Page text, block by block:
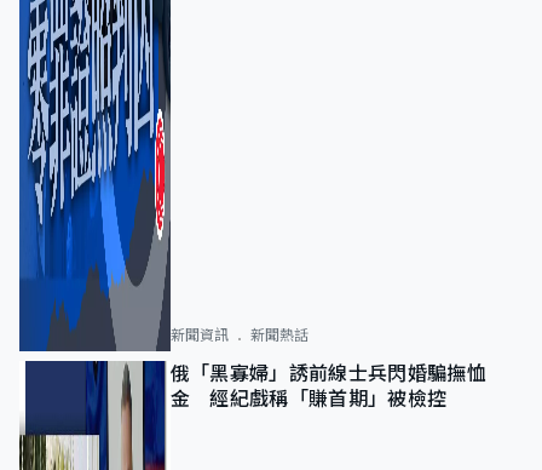
新聞資訊 新聞熱話
俄「黑寡婦」誘前線士兵閃婚騙撫恤
金 經紀戲稱「賺首期」被檢控